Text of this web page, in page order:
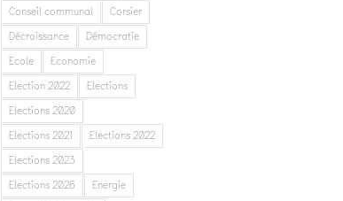
Conseil communal
Corsier
Décroissance
Démocratie
Ecole
Economie
Election 2022
Elections
Elections 2020
Elections 2021
Elections 2022
Elections 2023
Elections 2026
Energie